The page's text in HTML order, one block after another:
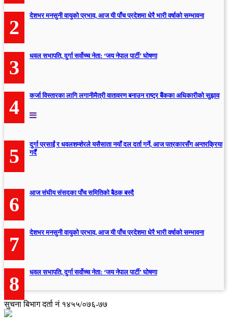
2
देशभर मनसुनी वायुको प्रभाव, आज यी पाँच प्रदेशमा धेरै भारी वर्षाको सम्भावना
3
धवल सभापति, दुर्गा सर्वोच्च नेता: ‘जय नेपाल पार्टी’ घोषणा
4
कर्जा विस्तारका लागि लगानीमैत्री वातावरण बनाउन राष्ट्र बैंकका अधिकारीको सुझाव
5
दुर्गा प्रसाईं र धवलशम्शेरले यसैसाता नयाँ दल दर्ता गर्ने, आज पत्रकारसँग अन्तरक्रिया
गर्दै
6
आज संघीय संसदका पाँच समितिको बैठक बस्दै
7
देशभर मनसुनी वायुको प्रभाव, आज यी पाँच प्रदेशमा धेरै भारी वर्षाको सम्भावना
8
धवल सभापति, दुर्गा सर्वोच्च नेता: ‘जय नेपाल पार्टी’ घोषणा
सुचना बिभाग दर्ता नं १४५५/०७६-७७